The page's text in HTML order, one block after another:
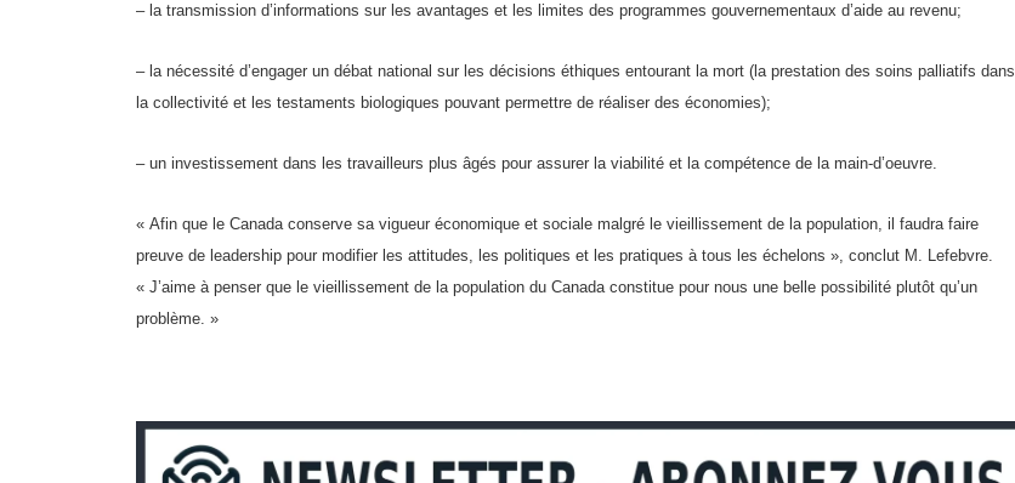
– la transmission d’informations sur les avantages et les limites des programmes gouvernementaux d’aide au revenu;
– la nécessité d’engager un débat national sur les décisions éthiques entourant la mort (la prestation des soins palliatifs dans
la collectivité et les testaments biologiques pouvant permettre de réaliser des économies);
– un investissement dans les travailleurs plus âgés pour assurer la viabilité et la compétence de la main-d’oeuvre.
« Afin que le Canada conserve sa vigueur économique et sociale malgré le vieillissement de la population, il faudra faire
preuve de leadership pour modifier les attitudes, les politiques et les pratiques à tous les échelons », conclut M. Lefebvre.
« J’aime à penser que le vieillissement de la population du Canada constitue pour nous une belle possibilité plutôt qu’un
problème. »